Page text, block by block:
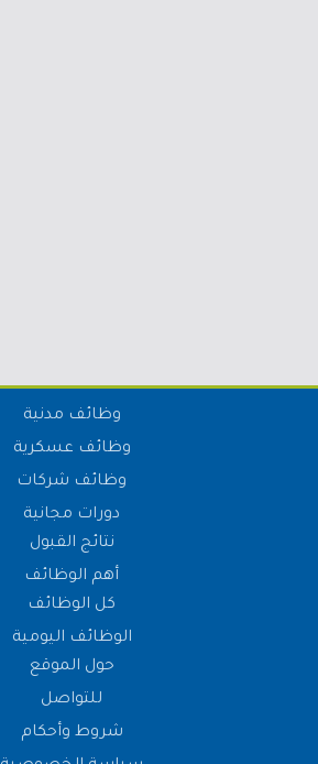
وظائف مدنية
وظائف عسكرية
وظائف شركات
دورات مجانية
نتائج القبول
أهم الوظائف
كل الوظائف
الوظائف اليومية
حول الموقع
للتواصل
شروط وأحكام